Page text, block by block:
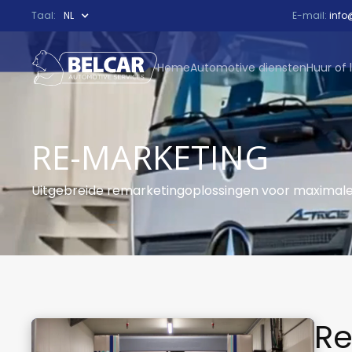
Taal: NL E-mail:
HomeAutomotive dienstenHuur of
RE-MARKETING
Uitgebreide remarketingoplossingen voor